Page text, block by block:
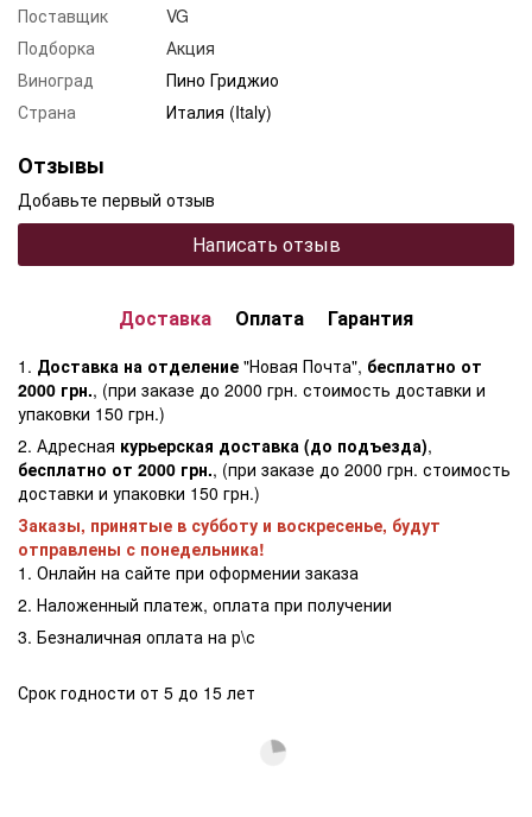
Поставщик
VG
Подборка
Акция
Виноград
Пино Гриджио
Страна
Италия (Italy)
Отзывы
Добавьте первый отзыв
Написать отзыв
Доставка Оплата Гарантия
1. Доставка на отделение "Новая Почта", бесплатно от
2000 грн., (при заказе до 2000 грн. стоимость доставки и
упаковки 150 грн.)
2. Адресная курьерская доставка (до подъезда),
бесплатно от 2000 грн., (при заказе до 2000 грн. стоимость
доставки и упаковки 150 грн.)
Заказы, принятые в субботу и воскресенье, будут
отправлены с понедельника!
1. Онлайн на сайте при оформении заказа
2. Наложенный платеж, оплата при получении
3. Безналичная оплата на р\с
Срок годности от 5 до 15 лет